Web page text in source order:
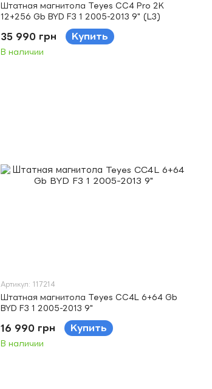
Штатная магнитола Teyes CC4 Pro 2K
12+256 Gb BYD F3 1 2005-2013 9" (L3)
35 990 грн Купить
В наличии
Артикул: 117214
Штатная магнитола Teyes CC4L 6+64 Gb
BYD F3 1 2005-2013 9"
16 990 грн Купить
В наличии